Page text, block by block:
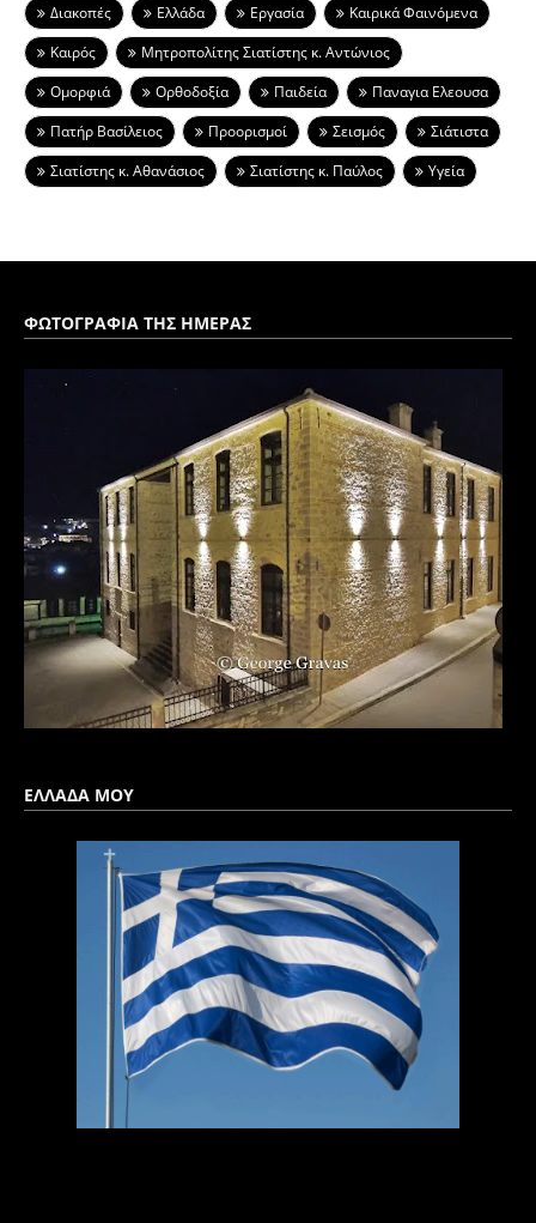
Διακοπές
Ελλάδα Εργασία
Καιρικά Φαινόμενα
Καιρός
Μητροπολίτης Σιατίστης κ. Αντώνιος
Ομορφιά
Ορθοδοξία Παιδεία
Παναγια Ελεουσα
Πατήρ Βασίλειος
Προορισμοί Σεισμός
Σιάτιστα
Σιατίστης κ. Αθανάσιος
Σιατίστης κ. Παύλος Υγεία
ΦΩΤΟΓΡΑΦΙΑ ΤΗΣ ΗΜΕΡΑΣ
ΕΛΛΑΔΑ ΜΟΥ